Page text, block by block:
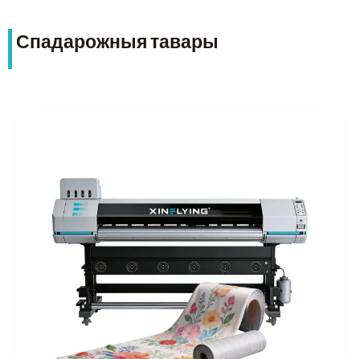
Спадарожныя тавары